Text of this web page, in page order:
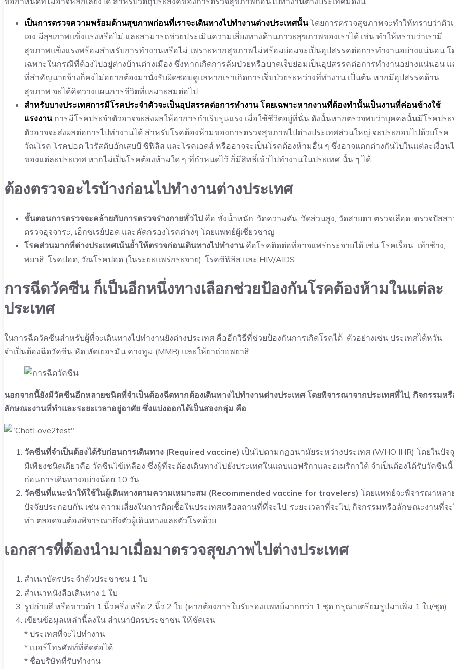
เป็นการตรวจความพร้อมด้านสุขภาพก่อนที่เราจะเดินทางไปทำงานต่างประเทศนั้นโดยการตรวจสุขภาพจะทำให้ทราบว่าตัว
เอง มีสุขภาพแข็งแรงหรือไม่ และสามารถช่วยประเมินความเสี่ยงทางด้านภาวะสุขภาพของเราได้ เช่น ทำให้ทราบว่าเรามี
สุขภาพแข็งแรงพร้อมสำหรับการทำงานหรือไม่ เพราะหากสุขภาพไม่พร้อมย่อมจะเป็นอุปสรรคต่อการทำงานอย่างแน่นอน โ
เฉพาะในกรณีที่ต้องไปอยู่ต่างบ้านต่างเมือง ซึ่งหากเกิดการล้มป่วยหรือบาดเจ็บย่อมเป็นอุปสรรคต่อการทำงานอย่างแน่นอน แ
ที่สำคัญนายจ้างก็คงไม่อยากต้องมานั่งรับผิดชอบดูแลหากเราเกิดการเจ็บป่วยระหว่างที่ทำงาน เป็นต้น หากมีอุปสรรคด้าน
สุขภาพ จะได้คิดวางแผนการชีวิตที่เหมาะสมต่อไป
สำหรับบางประเทศการมีโรคประจำตัวจะเป็นอุปสรรคต่อการทำงาน โดยเฉพาะหากงานที่ต้องทำนั้นเป็นงานที่ค่อนข้างใช้
แรงงานการมีโรคประจำตัวอาจจะส่งผลให้อาการกำเริบรุนแรง เมื่อใช้ชีวิตอยู่ที่นั่น ดังนั้นหากตรวจพบว่าบุคคลนั้นมีโรคประ
ตัวอาจจะส่งผลต่อการไปทำงานได้ สำหรับโรคต้องห้ามของการตรวจสุขภาพไปต่างประเทศส่วนใหญ่ จะประกอบไปด้วยโรค
วัณโรค โรคปอด ไวรัสตับอักเสบบี ซิฟิลิส และโรคเอดส์ หรืออาจจะเป็นโรคต้องห้ามอื่น ๆ ซึ่งอาจแตกต่างกันไปในแต่ละเงื่อน
ของแต่ละประเทศ หากไม่เป็นโรคต้องห้ามใด ๆ ที่กำหนดไว้ ก็มีสิทธิ์เข้าไปทำงานในประเทศ นั้น ๆ ได้
ต้องตรวจอะไรบ้างก่อนไปทำงานต่างประเทศ
ขั้นตอนการตรวจจะคล้ายกับการตรวจร่างกายทั่วไป คือ ชั่งน้ำหนัก, วัดความดัน, วัดส่วนสูง, วัดสายตา ตรวจเลือด, ตรวจปัสสา
ตรวจอุจจาระ, เอ็กซเรย์ปอด และคัดกรองโรคต่างๆ โดยแพทย์ผู้เชี่ยวชาญ
โรคส่วนมากที่ต่างประเทศเน้นย้ำให้ตรวจก่อนเดินทางไปทำงานคือโรคติดต่อที่อาจแพร่กระจายได้ เช่น โรคเรื้อน, เท้าช้าง,
พยาธิ, โรคปอด, วัณโรคปอด (ในระยะแพร่กระจาย), โรคซิฟิลิส และ HIV/AIDS
การฉีดวัคซีน ก็เป็นอีกหนึ่งทางเลือกช่วยป้องกันโรคต้องห้ามในแต่ละ
ประเทศ
ในการฉีดวัคซีนสำหรับผู้ที่จะเดินทางไปทำงานยังต่างประเทศ คืออีกวิธีที่ช่วยป้องกันการเกิดโรคได้ ตัวอย่างเช่น ประเทศไต้หวัน
จำเป็นต้องฉีดวัคซีน หัด หัดเยอรมัน คางทูม (MMR) และให้ยาถ่ายพยาธิ
นอกจากนี้ยังมีวัคซีนอีกหลายชนิดที่จำเป็นต้องฉีดหากต้องเดินทางไปทำงานต่างประเทศ โดยพิจารณาจากประเทศที่ไป, กิจกรรมห
ลักษณะงานที่ทำและระยะเวลาอยู่อาศัย ซึ่งแบ่งออกได้เป็นสองกลุ่ม คือ
วัคซีนที่จำเป็นต้องได้รับก่อนการเดินทาง (Required vaccine) เป็นไปตามกฏอนามัยระหว่างประเทศ (WHO IHR) โดยในปัจ
มีเพียงชนิดเดียวคือ วัคซีนไข้เหลือง ซึ่งผู้ที่จะต้องเดินทางไปยังประเทศในแถบแอฟริกาและอเมริกาใต้ จำเป็นต้องได้รับวัคซีนนี้
ก่อนการเดินทางอย่างน้อย 10 วัน
วัคซีนที่แนะนำให้ใช้ในผู้เดินทางตามความเหมาะสม (Recommended vaccine for travelers) โดยแพทย์จะพิจารณาหลา
ปัจจัยประกอบกัน เช่น ความเสี่ยงในการติดเชื้อในประเทศหรือสถานที่ที่จะไป, ระยะเวลาที่จะไป, กิจกรรมหรือลักษณะงานที่จ
ทำ ตลอดจนต้องพิจารณาถึงตัวผู้เดินทางและตัวโรคด้วย
เอกสารที่ต้องนำมาเมื่อมาตรวจสุขภาพไปต่างประเทศ
สำเนาบัตรประจำตัวประชาชน 1 ใบ
สำเนาหนังสือเดินทาง 1 ใบ
รูปถ่ายสี หรือขาวดำ 1 นิ้วครึ่ง หรือ 2 นิ้ว 2 ใบ (หากต้องการใบรับรองแพทย์มากกว่า 1 ชุด กรุณาเตรียมรูปมาเพิ่ม 1 ใบ/ชุด)
เขียนข้อมูลเหล่านี้ลงใน สำเนาบัตรประชาชน ให้ชัดเจน
* ประเทศที่จะไปทำงาน
* เบอร์โทรศัพท์ที่ติดต่อได้
* ชื่อบริษัทที่รับทำงาน